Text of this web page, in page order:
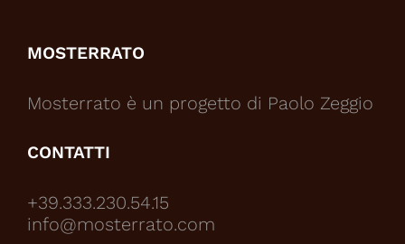
MOSTERRATO
Mosterrato è un progetto di Paolo Zeggio
CONTATTI
+39.333.230.54.15
info@mosterrato.com